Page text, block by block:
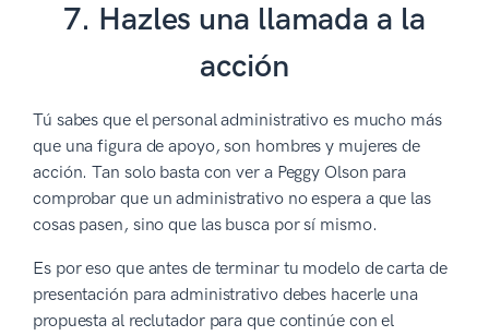
7. Hazles una llamada a la
acción
Tú sabes que el personal administrativo es mucho más
que una figura de apoyo, son hombres y mujeres de
acción. Tan solo basta con ver a Peggy Olson para
comprobar que un administrativo no espera a que las
cosas pasen, sino que las busca por sí mismo.
Es por eso que antes de terminar tu modelo de carta de
presentación para administrativo debes hacerle una
propuesta al reclutador para que continúe con el